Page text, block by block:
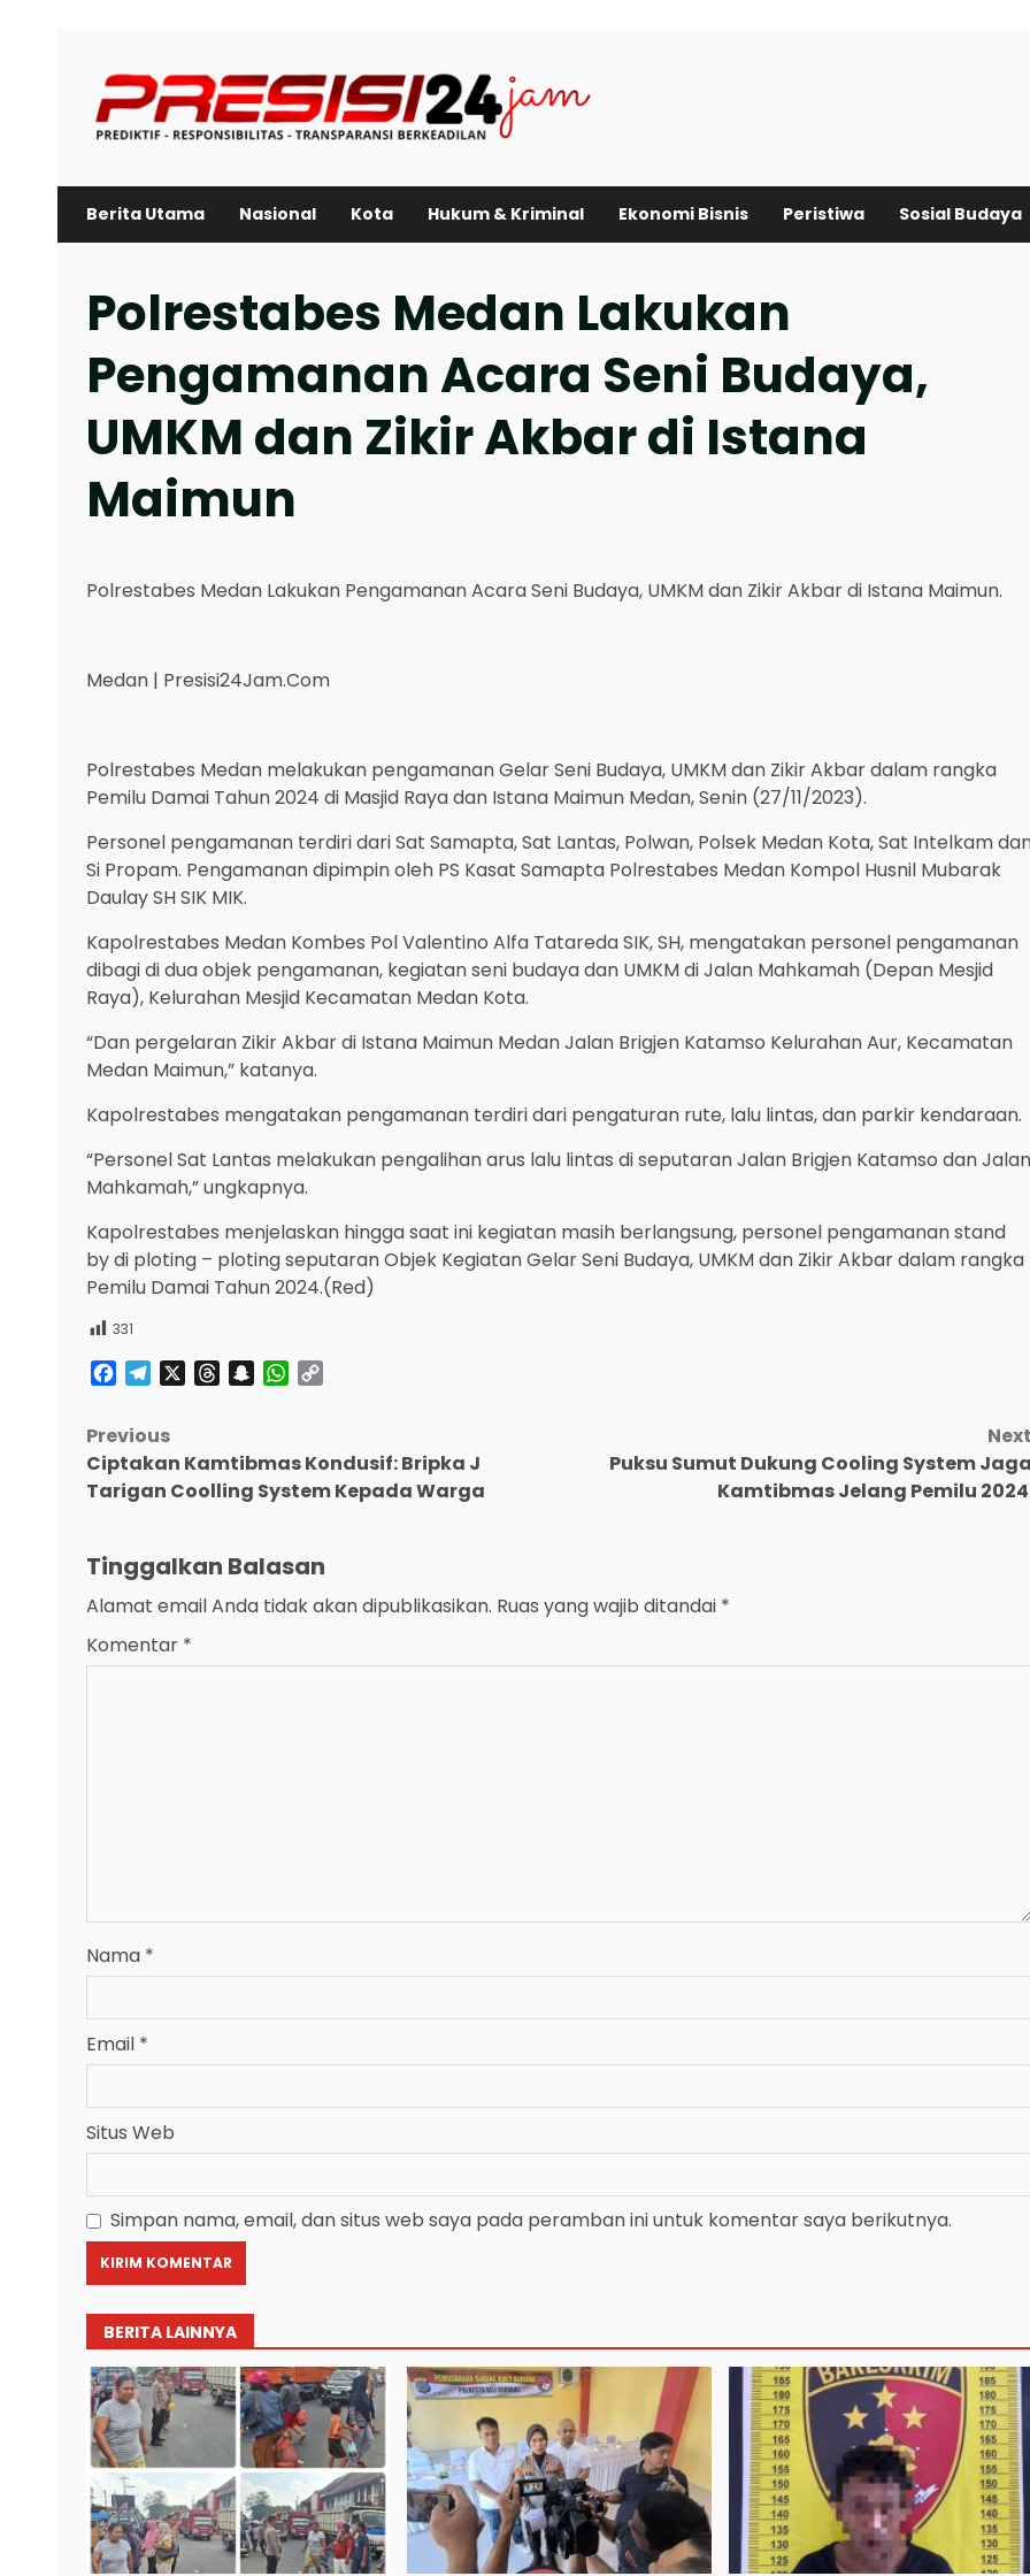
content
Berita Utama Nasional Kota Hukum & Kriminal Ekonomi Bisnis Peristiwa Sosial Budaya
Polrestabes Medan Lakukan
Pengamanan Acara Seni Budaya,
UMKM dan Zikir Akbar di Istana
Maimun
Polrestabes Medan Lakukan Pengamanan Acara Seni Budaya, UMKM dan Zikir Akbar di Istana Maimun.
Medan | Presisi24Jam.Com
Polrestabes Medan melakukan pengamanan Gelar Seni Budaya, UMKM dan Zikir Akbar dalam rangka
Pemilu Damai Tahun 2024 di Masjid Raya dan Istana Maimun Medan, Senin (27/11/2023).
Personel pengamanan terdiri dari Sat Samapta, Sat Lantas, Polwan, Polsek Medan Kota, Sat Intelkam
Si Propam. Pengamanan dipimpin oleh PS Kasat Samapta Polrestabes Medan Kompol Husnil Mubarak
Daulay SH SIK MIK.
Kapolrestabes Medan Kombes Pol Valentino Alfa Tatareda SIK, SH, mengatakan personel pengamanan
dibagi di dua objek pengamanan, kegiatan seni budaya dan UMKM di Jalan Mahkamah (Depan Mesjid
Raya), Kelurahan Mesjid Kecamatan Medan Kota.
“Dan pergelaran Zikir Akbar di Istana Maimun Medan Jalan Brigjen Katamso Kelurahan Aur, Kecamatan
Medan Maimun,” katanya.
Kapolrestabes mengatakan pengamanan terdiri dari pengaturan rute, lalu lintas, dan parkir kendaraan.
“Personel Sat Lantas melakukan pengalihan arus lalu lintas di seputaran Jalan Brigjen Katamso dan Jalan
Mahkamah,” ungkapnya.
Kapolrestabes menjelaskan hingga saat ini kegiatan masih berlangsung, personel pengamanan stand
by di ploting – ploting seputaran Objek Kegiatan Gelar Seni Budaya, UMKM dan Zikir Akbar dalam rangka
Pemilu Damai Tahun 2024.(Red)
331
Facebook
TelegramThreadsSnapchatWhatsApp
Post
navigation
Previous
Ciptakan Kamtibmas Kondusif: Bripka J
Tarigan Coolling System Kepada Warga
Puksu Sumut Dukung Cooling System
Kamtibmas Jelang Pemilu
Tinggalkan Balasan
Alamat email Anda tidak akan dipublikasikan. Ruas yang wajib ditandai *
Komentar *
Nama *
Email *
Situs Web
Simpan nama, email, dan situs web saya pada peramban ini untuk komentar saya berikutnya.
BERITA LAINNYA